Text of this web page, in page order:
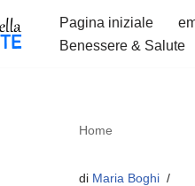
Pagina iniziale
Benessere & Salute
Home
di Maria Boghi